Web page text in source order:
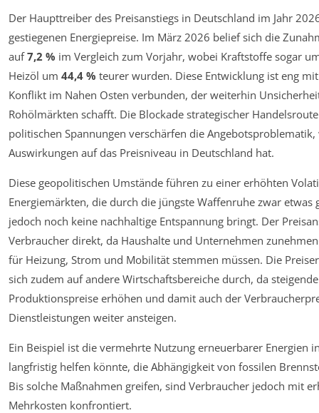
Der Haupttreiber des Preisanstiegs in Deutschland im Jahr
gestiegenen Energiepreise. Im März 2026 belief sich die
auf7,2 % im Vergleich zum Vorjahr, wobei Kraftstoffe sogar
Heizöl um 44,4 % teurer wurden. Diese Entwicklung ist eng
Konflikt im Nahen Osten verbunden, der weiterhin
Rohölmärkten schafft. Die Blockade strategischer
politischen Spannungen verschärfen die
Auswirkungen auf das Preisniveau in Deutschland hat.
Diese geopolitischen Umstände führen zu einer erhöhten
Energiemärkten, die durch die jüngste Waffenruhe zwar etwas
jedoch noch keine nachhaltige Entspannung bringt. Der
Verbraucher direkt, da Haushalte und Unternehmen
für Heizung, Strom und Mobilität stemmen müssen. Die
sich zudem auf andere Wirtschaftsbereiche durch, da
Produktionspreise erhöhen und damit auch der
Dienstleistungen weiter ansteigen.
Ein Beispiel ist die vermehrte Nutzung erneuerbarer Energien
langfristig helfen könnte, die Abhängigkeit von fossilen
Bis solche Maßnahmen greifen, sind Verbraucher jedoch mit
Mehrkosten konfrontiert.